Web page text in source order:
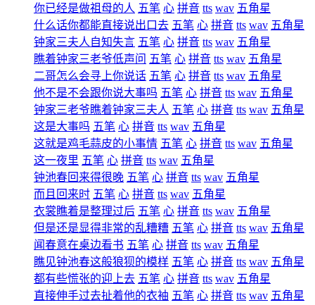
你已经是做祖母的人 五笔 心 拼音 tts wav 五角星
什么话你都能直接说出口去 五笔 心 拼音 tts wav 五角星
钟家三夫人自知失言 五笔 心 拼音 tts wav 五角星
瞧着钟家三老爷低声问 五笔 心 拼音 tts wav 五角星
二哥怎么会寻上你说话 五笔 心 拼音 tts wav 五角星
他不是不会跟你说大事吗 五笔 心 拼音 tts wav 五角星
钟家三老爷瞧着钟家三夫人 五笔 心 拼音 tts wav 五角星
这是大事吗 五笔 心 拼音 tts wav 五角星
这就是鸡毛蒜皮的小事情 五笔 心 拼音 tts wav 五角星
这一夜里 五笔 心 拼音 tts wav 五角星
钟池春回来得很晚 五笔 心 拼音 tts wav 五角星
而且回来时 五笔 心 拼音 tts wav 五角星
衣裳瞧着是整理过后 五笔 心 拼音 tts wav 五角星
但是还是显得非常的乱糟糟 五笔 心 拼音 tts wav 五角星
闻春意在桌边看书 五笔 心 拼音 tts wav 五角星
瞧见钟池春这般狼狈的模样 五笔 心 拼音 tts wav 五角星
都有些慌张的迎上去 五笔 心 拼音 tts wav 五角星
直接伸手过去扯着他的衣袖 五笔 心 拼音 tts wav 五角星